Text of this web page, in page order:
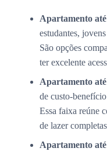
Apartamento
estudantes,
São opções
ter excelente
Apartamento
de custo-
Essa faixa reúne
de lazer
Apartamento